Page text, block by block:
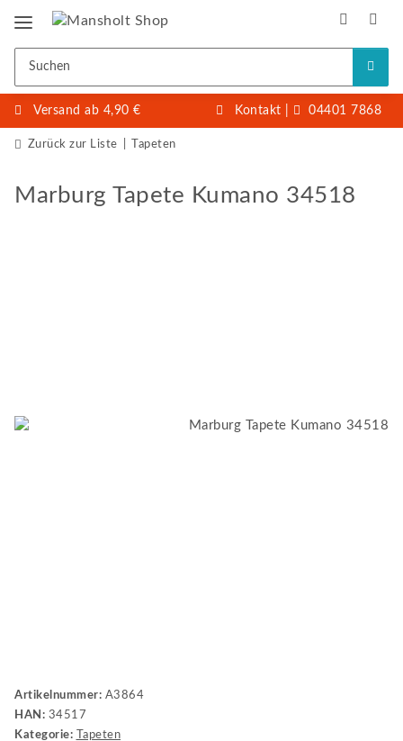
Versand ab 4,90 € Kontakt 04401 7868
Zurück zur Liste Tapeten
Marburg Tapete Kumano 34518
Artikelnummer: A3864
HAN: 34517
Kategorie:
Tapeten